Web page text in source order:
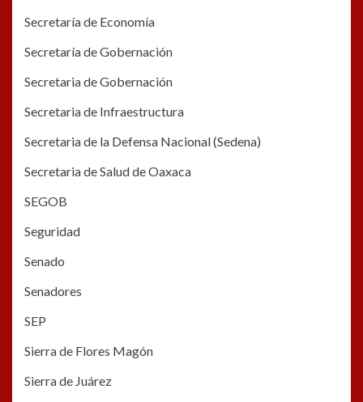
Secretaría de Economía
Secretaría de Gobernación
Secretaria de Gobernación
Secretaria de Infraestructura
Secretaria de la Defensa Nacional (Sedena)
Secretaria de Salud de Oaxaca
SEGOB
Seguridad
Senado
Senadores
SEP
Sierra de Flores Magón
Sierra de Juárez